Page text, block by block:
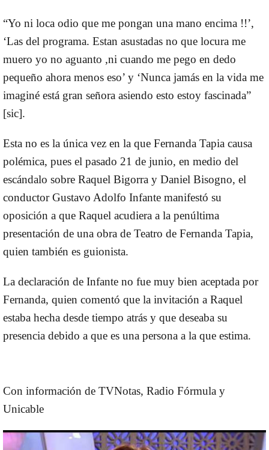
“Yo ni loca odio que me pongan una mano encima !!’,
‘Las del programa. Estan asustadas no que locura me
muero yo no aguanto ,ni cuando me pego en dedo
pequeño ahora menos eso’ y ‘Nunca jamás en la vida me
imaginé está gran señora asiendo esto estoy fascinada”
[sic].
Esta no es la única vez en la que Fernanda Tapia causa
polémica, pues el pasado 21 de junio, en medio del
escándalo sobre Raquel Bigorra y Daniel Bisogno, el
conductor Gustavo Adolfo Infante manifestó su
oposición a que Raquel acudiera a la penúltima
presentación de una obra de Teatro de Fernanda Tapia,
quien también es guionista.
La declaración de Infante no fue muy bien aceptada por
Fernanda, quien comentó que la invitación a Raquel
estaba hecha desde tiempo atrás y que deseaba su
presencia debido a que es una persona a la que estima.
Con información de TVNotas, Radio Fórmula y
Unicable